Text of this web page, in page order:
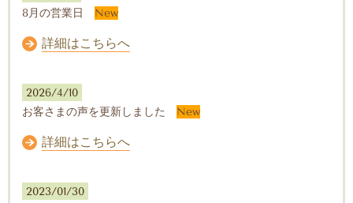
8月の営業日 New
詳細はこちらへ
2026/4/10
お客さまの声を更新しました New
詳細はこちらへ
2023/01/30